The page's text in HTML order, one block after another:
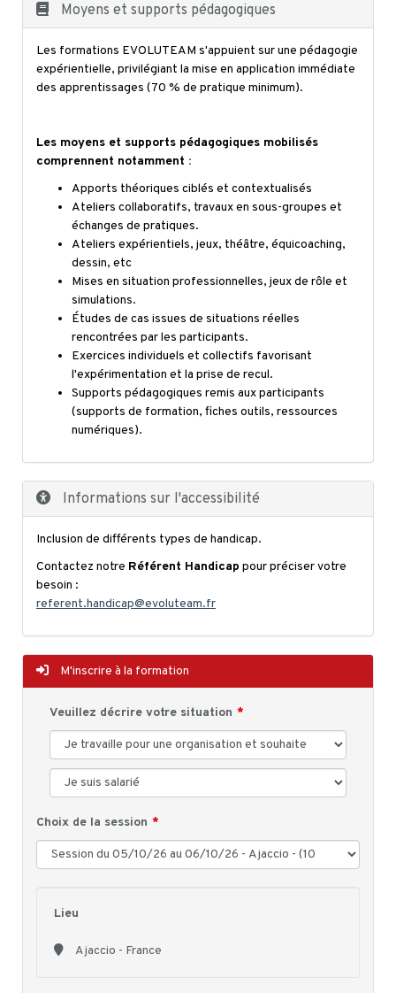
Moyens et supports pédagogiques
Les formations EVOLUTEAM s'appuient sur une pédagogie
expérientielle, privilégiant la mise en application immédiate
des apprentissages (70 % de pratique minimum).
Les moyens et supports pédagogiques mobilisés
comprennent notamment :
Apports théoriques ciblés et contextualisés
Ateliers collaboratifs, travaux en sous-groupes et
échanges de pratiques.
Ateliers expérientiels, jeux, théâtre, équicoaching,
dessin, etc
Mises en situation professionnelles, jeux de rôle et
simulations.
Études de cas issues de situations réelles
rencontrées par les participants.
Exercices individuels et collectifs favorisant
l'expérimentation et la prise de recul.
Supports pédagogiques remis aux participants
(supports de formation, fiches outils, ressources
numériques).
Informations sur l'accessibilité
Inclusion de différents types de handicap.
Contactez notre Référent Handicap pour préciser votre
besoin :
referent.handicap@evoluteam.fr
M'inscrire à la formation
Veuillez décrire votre situation
Choix de la session
Lieu
Ajaccio - France